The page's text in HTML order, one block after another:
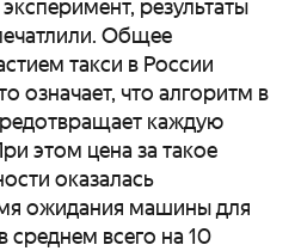
результаты
Общее
такси в России
означает, что алгоритм в
каждую
этом цена за такое
оказалась
ожидания машины для
среднем всего на 10